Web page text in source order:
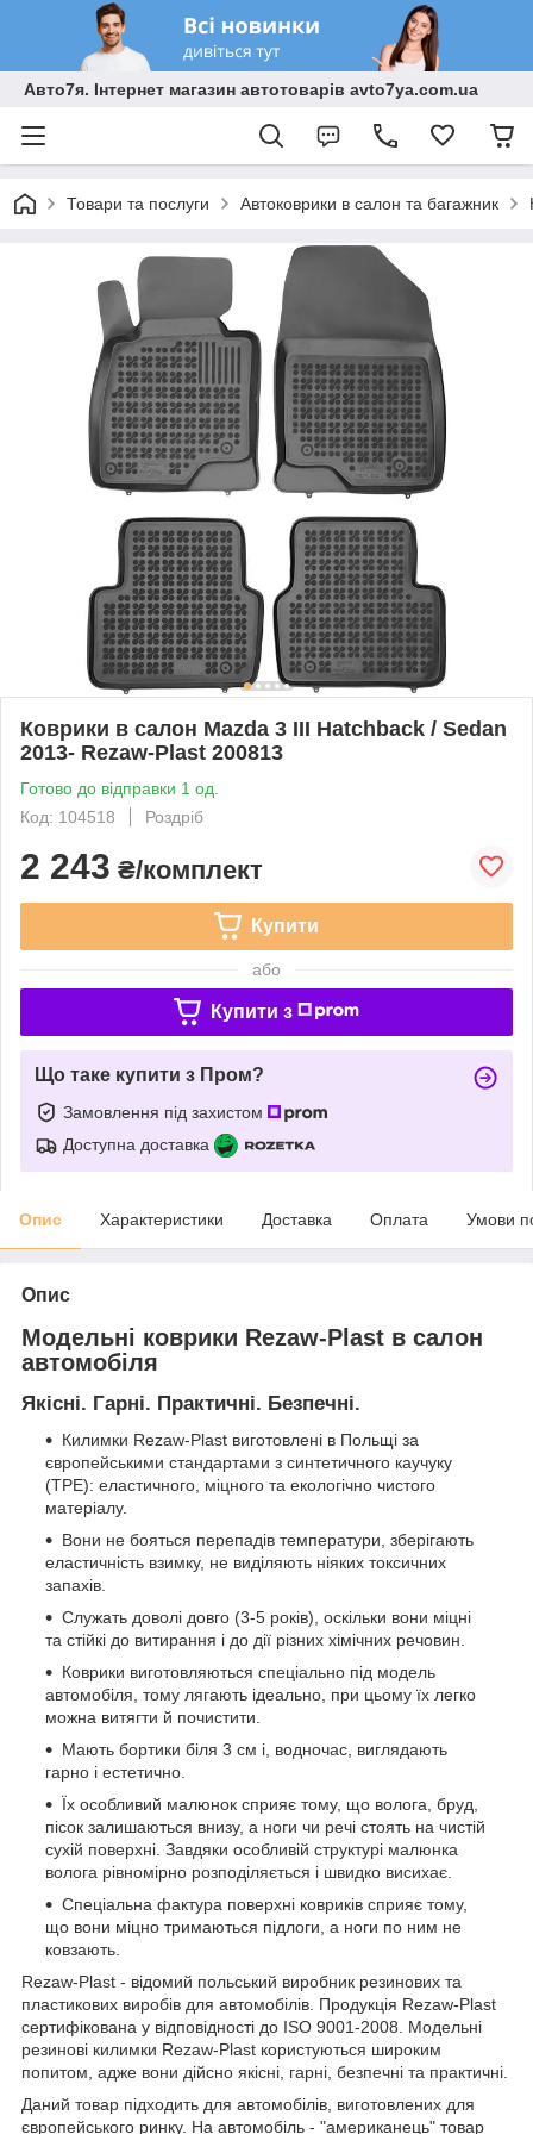
Авто7я. Інтернет магазин автотоварів avto7ya.com.ua
Товари та послуги Автоковрики в салон та багажник
Коврики в салон Mazda 3 III Hatchback / Sedan
2013- Rezaw-Plast 200813
Готово до відправки 1 од.
Код: 104518
Роздріб
2 243 ₴/комплект
Купити
або
Купити з
Що таке купити з Пром?
Замовлення під захистом
Доступна доставка
Опис Характеристики Доставка Оплата Умови
Опис
Модельні коврики Rezaw-Plast в салон
автомобіля
Якісні. Гарні. Практичні. Безпечні.
Килимки Rezaw-Plast виготовлені в Польщі за
європейськими стандартами з синтетичного каучуку
(ТРЕ): еластичного, міцного та екологічно чистого
матеріалу.
Вони не бояться перепадів температури, зберігають
еластичність взимку, не виділяють ніяких токсичних
запахів.
Служать доволі довго (3-5 років), оскільки вони міцні
та стійкі до витирання і до дії різних хімічних речовин.
Коврики виготовляються спеціально під модель
автомобіля, тому лягають ідеально, при цьому їх легко
можна витягти й почистити.
Мають бортики біля 3 см і, водночас, виглядають
гарно і естетично.
Їх особливий малюнок сприяє тому, що волога, бруд,
пісок залишаються внизу, а ноги чи речі стоять на чистій
сухій поверхні. Завдяки особливій структурі малюнка
волога рівномірно розподіляється і швидко висихає.
Спеціальна фактура поверхні ковриків сприяє тому,
що вони міцно тримаються підлоги, а ноги по ним не
ковзають.
Rezaw-Plast - відомий польський виробник резинових та
пластикових виробів для автомобілів. Продукція Rezaw-Plast
сертифікована у відповідності до ISO 9001-2008. Модельні
резинові килимки Rezaw-Plast користуються широким
попитом, адже вони дійсно якісні, гарні, безпечні та практичні.
Даний товар підходить для автомобілів, виготовлених для
європейського ринку. На автомобіль - "американець" товар